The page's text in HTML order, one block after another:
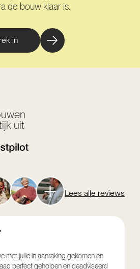
de bouw klaar is.
in
uit
Lees alle reviews
met jullie in aanraking gekomen en
perfect geholpen en geadviseerd